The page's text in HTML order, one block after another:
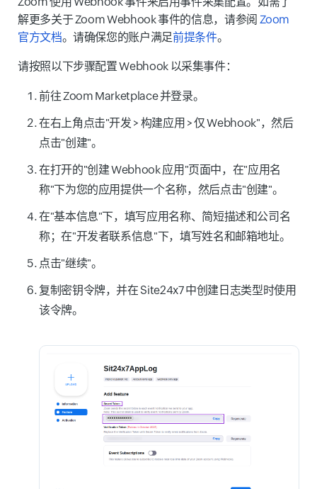
解更多关于 Zoom Webhook 事件的信息，请参阅 Zoom
官方文档。请确保您的账户满足前提条件。
请按照以下步骤配置 Webhook 以采集事件：
前往 Zoom Marketplace 并登录。
在右上角点击"开发 > 构建应用 > 仅 Webhook"，然后
点击"创建"。
在打开的"创建 Webhook 应用"页面中，在"应用名
称"下为您的应用提供一个名称，然后点击"创建"。
在"基本信息"下，填写应用名称、简短描述和公司名
称；在"开发者联系信息"下，填写姓名和邮箱地址。
点击"继续"。
复制密钥令牌，并在 Site24x7 中创建日志类型时使用
该令牌。